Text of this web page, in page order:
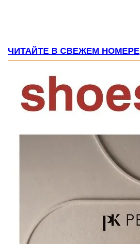
ЧИТАЙТЕ В СВЕЖЕМ НОМЕРЕ